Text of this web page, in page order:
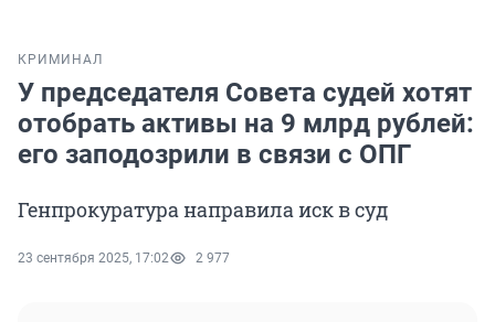
КРИМИНАЛ
У председателя Совета судей хотят
отобрать активы на 9 млрд рублей:
его заподозрили в связи с ОПГ
Генпрокуратура направила иск в суд
23 сентября 2025, 17:02 2 977